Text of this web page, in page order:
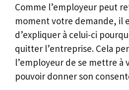
Comme l’employeur peut
moment votre demande, il
d’expliquer à celui-ci
quitter l’entreprise. Cela
l’employeur de se mettre à
pouvoir donner son